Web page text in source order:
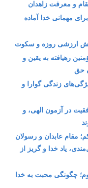
و معرفت زاهدان
مهمانی خدا آماده
ارزشى روزه و سكوت
رهيافته به يقين و
حق
زندگى گوارا و
در آزمون الهى، و
مقام عابدان و رسولان
ياد خدا و گريز از
چگونگى محبت به خدا